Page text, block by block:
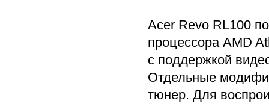
Acer Revo RL100
процессора AMD
с поддержкой
Отдельные
тюнер. Для